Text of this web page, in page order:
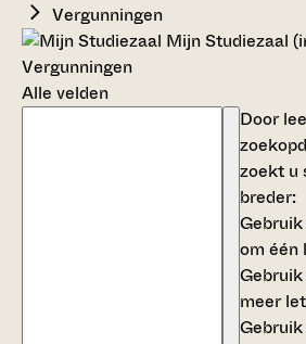
Vergunningen
Mijn Studiezaal
Vergunningen
Alle velden
Door
zoekt u
breder:
om één
meer